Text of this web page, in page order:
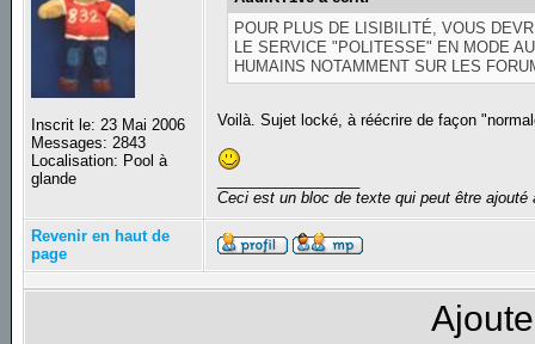
Inscrit le: 23 Mai 2006
Messages: 2843
Localisation: Pool à
glande
POUR PLUS DE LISIBILITÉ, VOUS
LE SERVICE "POLITESSE" EN MODE
HUMAINS NOTAMMENT SUR LES
Voilà. Sujet locké, à réécrire de façon
Ceci est un bloc de texte qui peut être
Revenir en haut de
page